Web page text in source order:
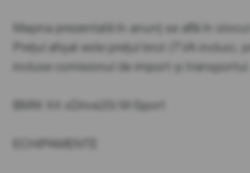
Mașina prezentată în anunț se află în
Prețul afișat este prețul brut (TVA inclus),
incluse comisionul de import și transportul.
BMW X4 xDrive20i M-Sport
ECHIPAMENTE